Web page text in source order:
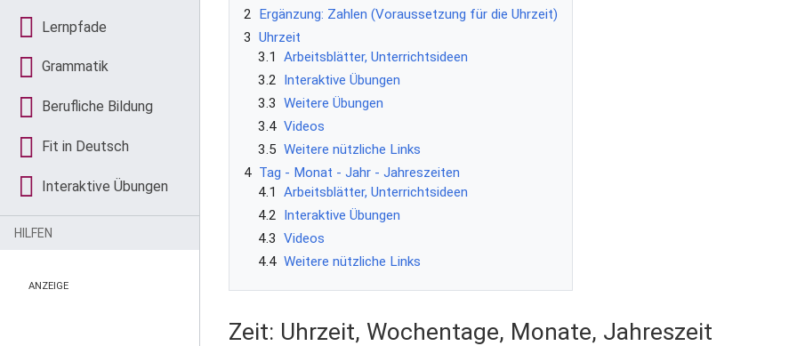
2 Ergänzung: Zahlen (Voraussetzung für die Uhrzeit)
3 Uhrzeit
3.1
Arbeitsblätter, Unterrichtsideen
3.2 Interaktive Übungen
3.3 Weitere Übungen
3.4 Videos
3.5 Weitere nützliche Links
4 Tag - Monat - Jahr - Jahreszeiten
4.1
Arbeitsblätter, Unterrichtsideen
4.2 Interaktive Übungen
4.3 Videos
4.4 Weitere nützliche Links
Zeit: Uhrzeit, Wochentage, Monate, Jahreszeit
Lernpfade
Grammatik
Berufliche Bildung
Fit in Deutsch
Interaktive Übungen
HILFEN
ANZEIGE